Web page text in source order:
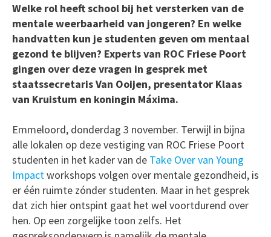
Welke rol heeft school bij het versterken van de
mentale weerbaarheid van jongeren? En welke
handvatten kun je studenten geven om mentaal
gezond te blijven? Experts van ROC Friese Poort
gingen over deze vragen in gesprek met
staatssecretaris Van Ooijen, presentator Klaas
van Kruistum en koningin Máxima.
Emmeloord, donderdag 3 november. Terwijl in bijna
alle lokalen op deze vestiging van ROC Friese Poort
studenten in het kader van de Take Over van Young
Impactworkshops volgen over mentale gezondheid, is
er één ruimte zónder studenten. Maar in het gesprek
dat zich hier ontspint gaat het wel voortdurend over
hen. Op een zorgelijke toon zelfs. Het